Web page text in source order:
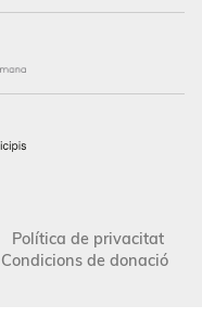
Política de privacitat
Condicions de donació